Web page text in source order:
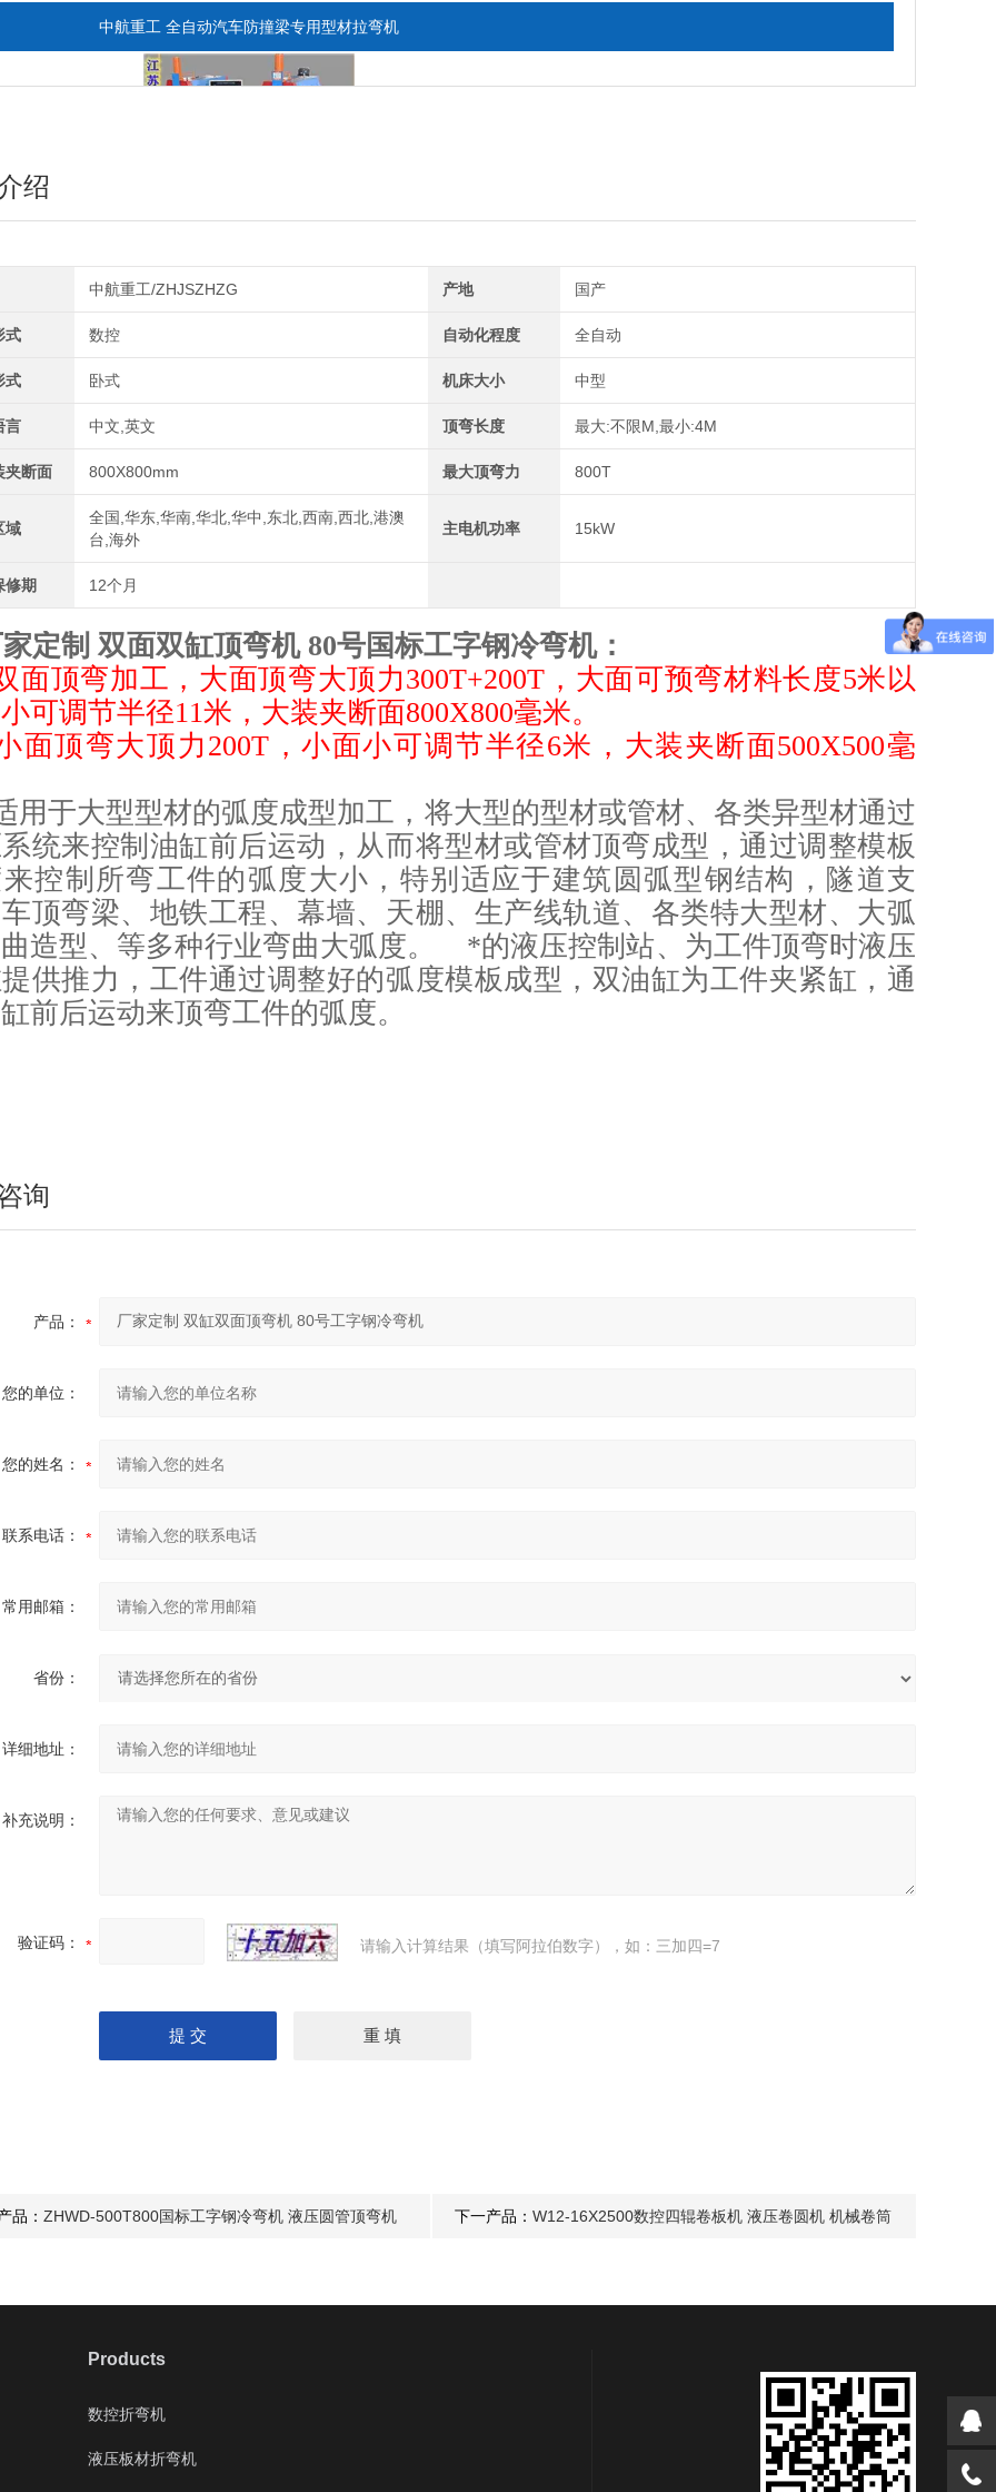
中航重工 全自动汽车防撞梁专用型材拉弯机
全自动CAD导图滚弯机
江苏中航重工厂家定制四轴数控型材弯曲机
U形弯弧机 椭圆形弯滚机 弹簧型滚圆机
绍
中航重工/ZHJSZHZG 产地 国产
式 数控 自动化程度 全自动
式 卧式 机床大小 中型
言 中文,英文 顶弯长度 最大:不限M,最小:4M
夹断面 800X800mm 最大顶弯力 800T
域
全国,华东,华南,华北,华中,东北,西南,西北,港澳
台,海外
主电机功率 15kW
修期 12个月
定制 双面双缸顶弯机 80号国标工字钢冷弯机：
面顶弯加工，大面顶弯大顶力300T+200T，大面可预弯材料长度5米以
可调节半径11米，大装夹断面800X800毫米。
顶弯大顶力200T，小面小可调节半径6米，大装夹断面500X500毫
于大型型材的弧度成型加工，将大型的型材或管材、各类异型材通过
统来控制油缸前后运动，从而将型材或管材顶弯成型，通过调整模板
控制所弯工件的弧度大小，特别适应于建筑圆弧型钢结构，隧道支
顶弯梁、地铁工程、幕墙、天棚、生产线轨道、各类特大型材、大弧
造型、等多种行业弯曲大弧度。 *的液压控制站、为工件顶弯时液压
供推力，工件通过调整好的弧度模板成型，双油缸为工件夹紧缸，通
前后运动来顶弯工件的弧度。
询
产品：
您的单位：
您的姓名：
联系电话：
常用邮箱：
省份：
详细地址：
补充说明：
验证码： 请输入计算结果（填写阿拉伯数字），如：三加四=7
品： ZHWD-500T800国标工字钢冷弯机 液压圆管顶弯机 下一产品： W12-16X2500数控四辊卷板机 液压卷圆机 机械卷筒
Products
数控折弯机
液压板材折弯机